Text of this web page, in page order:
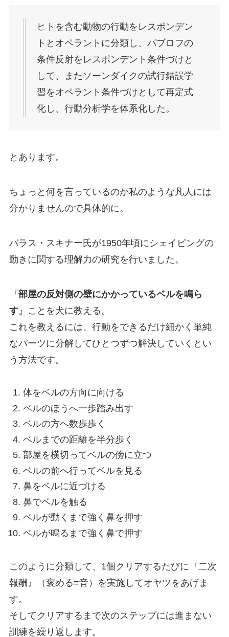
ヒトを含む動物の行動をレスポンデン
トとオペラントに分類し、パブロフの
条件反射をレスポンデント条件づけと
して、またソーンダイクの試行錯誤学
習をオペラント条件づけとして再定式
化し、行動分析学を体系化した。
とあります。
ちょっと何を言っているのか私のような凡人には
分かりませんので具体的に。
バラス・スキナー氏が1950年頃にシェイピングの
動きに関する理解力の研究を行いました。
『部屋の反対側の壁にかかっているベルを鳴ら
す』ことを犬に教える。
これを教えるには、行動をできるだけ細かく単純
なパーツに分解してひとつずつ解決していくとい
う方法です。
体をベルの方向に向ける
ベルのほうへ一歩踏み出す
ベルの方へ数歩歩く
ベルまでの距離を半分歩く
部屋を横切ってベルの傍に立つ
ベルの前へ行ってベルを見る
鼻をベルに近づける
鼻でベルを触る
ベルが動くまで強く鼻を押す
ベルが鳴るまで強く鼻で押す
このように分類して、1個クリアするたびに『二次
報酬』（褒める=音）を実施してオヤツをあげま
す。
そしてクリアするまで次のステップには進まない
訓練を繰り返します。